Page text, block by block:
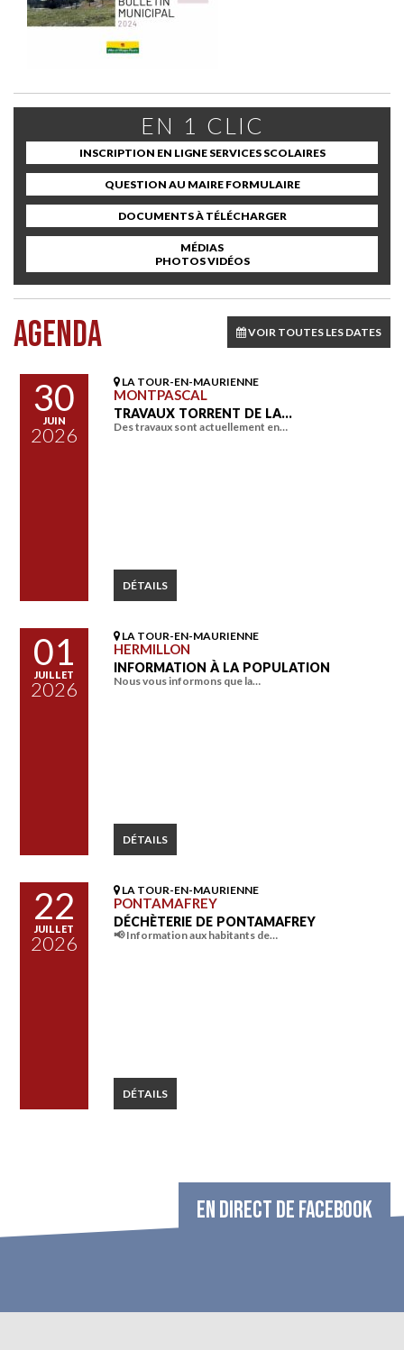
EN 1 CLIC
INSCRIPTION EN LIGNE SERVICES SCOLAIRES
QUESTION AU MAIRE FORMULAIRE
DOCUMENTS À TÉLÉCHARGER
MÉDIAS
PHOTOS VIDÉOS
AGENDA VOIR TOUTES LES DATES
30
JUIN
2026
LA TOUR-EN-MAURIENNE
MONTPASCAL
TRAVAUX TORRENT DE LA…
Des travaux sont actuellement en…
DÉTAILS
01
JUILLET
2026
LA TOUR-EN-MAURIENNE
HERMILLON
INFORMATION À LA POPULATION
Nous vous informons que la…
DÉTAILS
22
JUILLET
2026
LA TOUR-EN-MAURIENNE
PONTAMAFREY
DÉCHÈTERIE DE PONTAMAFREY
📢 Information aux habitants de…
DÉTAILS
EN DIRECT DE FACEBOOK